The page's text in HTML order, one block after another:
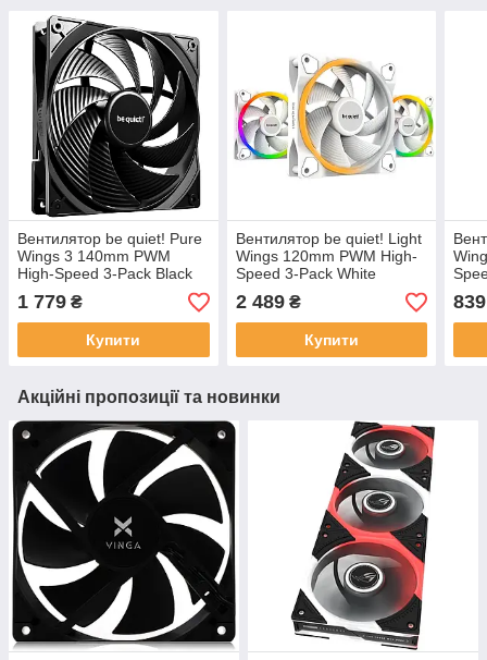
Вентилятор be quiet! Pure
Wings 3 140mm PWM
High-Speed 3-Pack Black
(BL138)
1 779 ₴
Купити
Вентилятор be quiet! Light
Wings 120mm PWM High-
Speed 3-Pack White
(BL101)
2 489₴
Купити
839
Акційні пропозиції та новинки